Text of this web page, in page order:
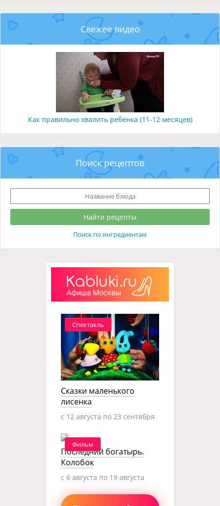
Свежее видео
Как правильно хвалить ребенка (11-12 месяцев)
Поиск рецептов
Поиск по ингредиентам
Спектакль
Сказки маленького
лисенка
c 12 августа по 23 сентября
Фильм
Последний богатырь.
Колобок
c 6 августа по 19 августа